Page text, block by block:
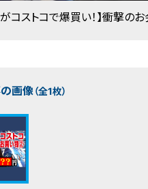
ストコで爆買い！】衝撃のお
画像（全1枚）